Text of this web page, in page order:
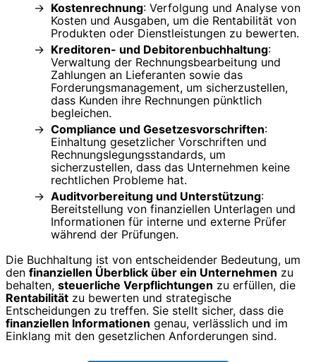
Kostenrechnung: Verfolgung und Analyse von
Kosten und Ausgaben, um die Rentabilität von
Produkten oder Dienstleistungen zu bewerten.
Kreditoren- und Debitorenbuchhaltung:
Verwaltung der Rechnungsbearbeitung und
Zahlungen an Lieferanten sowie das
Forderungsmanagement, um sicherzustellen,
dass Kunden ihre Rechnungen pünktlich
begleichen.
Compliance und Gesetzesvorschriften:
Einhaltung gesetzlicher Vorschriften und
Rechnungslegungsstandards, um
sicherzustellen, dass das Unternehmen keine
rechtlichen Probleme hat.
Auditvorbereitung und Unterstützung:
Bereitstellung von finanziellen Unterlagen und
Informationen für interne und externe Prüfer
während der Prüfungen.
Die Buchhaltung ist von entscheidender Bedeutung, um
den finanziellen Überblick über ein Unternehmen zu
behalten, steuerliche Verpflichtungen zu erfüllen, die
Rentabilität zu bewerten und strategische
Entscheidungen zu treffen. Sie stellt sicher, dass die
finanziellen Informationen genau, verlässlich und im
Einklang mit den gesetzlichen Anforderungen sind.